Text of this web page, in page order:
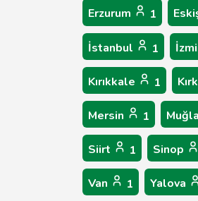
Erzurum 1
İstanbul 1
Kırıkkale 1
Mersin 1 Muğla
Siirt 1 Sinop
Van 1 Yalova